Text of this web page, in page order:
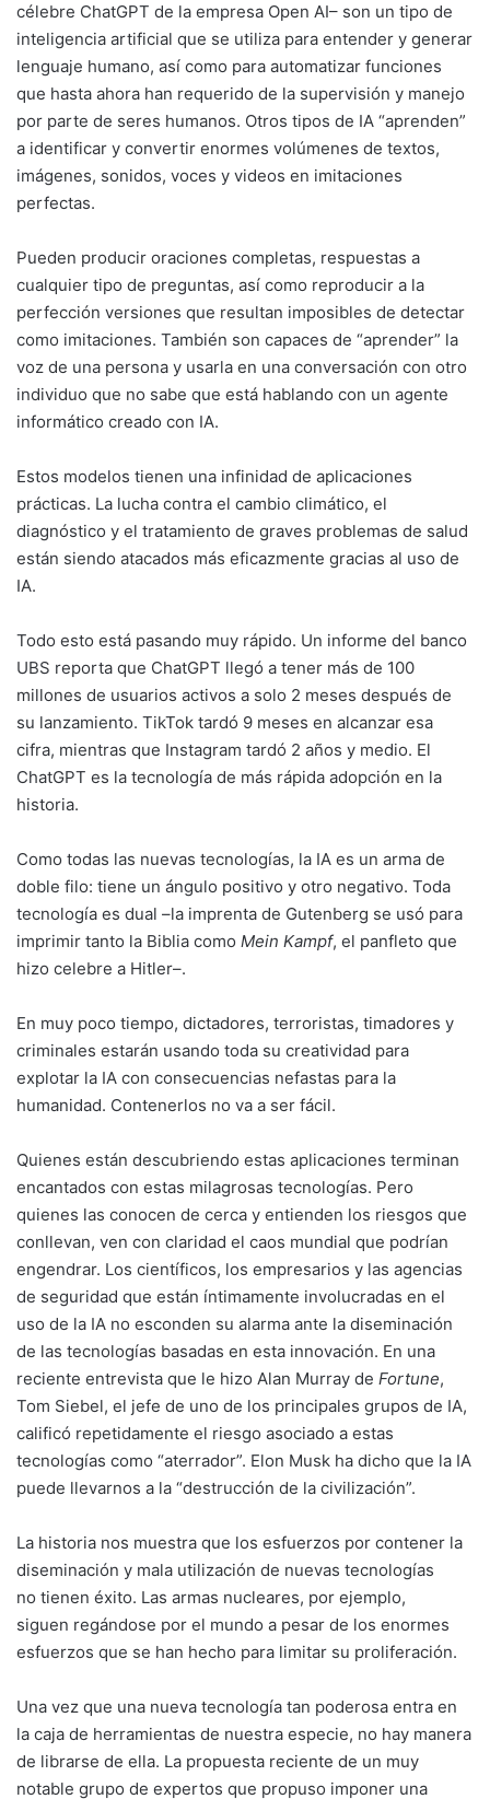
célebre ChatGPT de la empresa Open AI– son un tipo de
inteligencia artificial que se utiliza para entender y generar
lenguaje humano, así como para automatizar funciones
que hasta ahora han requerido de la supervisión y manejo
por parte de seres humanos. Otros tipos de IA “aprenden”
a identificar y convertir enormes volúmenes de textos,
imágenes, sonidos, voces y videos en imitaciones
perfectas.
Pueden producir oraciones completas, respuestas a
cualquier tipo de preguntas, así como reproducir a la
perfección versiones que resultan imposibles de detectar
como imitaciones. También son capaces de “aprender” la
voz de una persona y usarla en una conversación con otro
individuo que no sabe que está hablando con un agente
informático creado con IA.
Estos modelos tienen una infinidad de aplicaciones
prácticas. La lucha contra el cambio climático, el
diagnóstico y el tratamiento de graves problemas de salud
están siendo atacados más eficazmente gracias al uso de
IA.
Todo esto está pasando muy rápido. Un informe del banco
UBS reporta que ChatGPT llegó a tener más de 100
millones de usuarios activos a solo 2 meses después de
su lanzamiento. TikTok tardó 9 meses en alcanzar esa
cifra, mientras que Instagram tardó 2 años y medio. El
ChatGPT es la tecnología de más rápida adopción en la
historia.
Como todas las nuevas tecnologías, la IA es un arma de
doble filo: tiene un ángulo positivo y otro negativo. Toda
tecnología es dual –la imprenta de Gutenberg se usó para
imprimir tanto la Biblia como Mein Kampf, el panfleto que
hizo celebre a Hitler–.
En muy poco tiempo, dictadores, terroristas, timadores y
criminales estarán usando toda su creatividad para
explotar la IA con consecuencias nefastas para la
humanidad. Contenerlos no va a ser fácil.
Quienes están descubriendo estas aplicaciones terminan
encantados con estas milagrosas tecnologías. Pero
quienes las conocen de cerca y entienden los riesgos que
conllevan, ven con claridad el caos mundial que podrían
engendrar. Los científicos, los empresarios y las agencias
de seguridad que están íntimamente involucradas en el
uso de la IA no esconden su alarma ante la diseminación
de las tecnologías basadas en esta innovación. En una
reciente entrevista que le hizo Alan Murray de Fortune,
Tom Siebel, el jefe de uno de los principales grupos de IA,
calificó repetidamente el riesgo asociado a estas
tecnologías como “aterrador”. Elon Musk ha dicho que la IA
puede llevarnos a la “destrucción de la civilización”.
La historia nos muestra que los esfuerzos por contener la
diseminación y mala utilización de nuevas tecnologías
no tienen éxito. Las armas nucleares, por ejemplo,
siguen regándose por el mundo a pesar de los enormes
esfuerzos que se han hecho para limitar su proliferación.
Una vez que una nueva tecnología tan poderosa entra en
la caja de herramientas de nuestra especie, no hay manera
de librarse de ella. La propuesta reciente de un muy
notable grupo de expertos que propuso imponer una